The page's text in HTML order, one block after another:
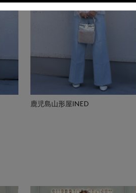
鹿児島山形屋INED